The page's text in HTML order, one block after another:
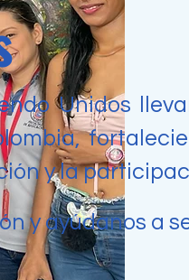
Unidos
y la
y ayúdanos a